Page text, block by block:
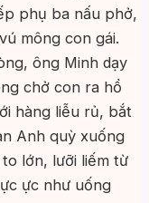
phụ ba nấu phở,
mông con gái.
ông Minh dạy
chở con ra hồ
hàng liễu rủ, bắt
Anh quỳ xuống
lớn, lưỡi liếm từ
ực như uống